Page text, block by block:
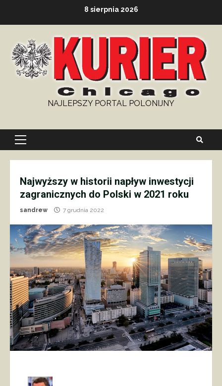
8 sierpnia 2026
NAJLEPSZY PORTAL POLONIJNY
Primary
Najwyższy w historii napływ inwestycji
zagranicznych do Polski w 2021 roku
sandrew 7 grudnia 2022